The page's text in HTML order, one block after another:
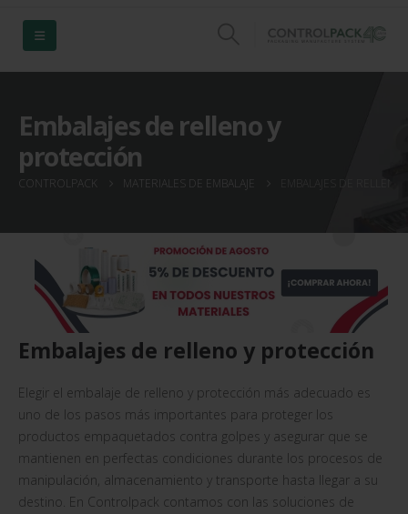
Embalajes de relleno y
protección
CONTROLPACK MATERIALES DE EMBALAJE
Embalajes de relleno y protección
Elegir el embalaje de relleno y protección más adecuado es
uno de los pasos más importantes para proteger los
productos empaquetados contra golpes y asegurar que se
mantienen en perfectas condiciones durante los procesos de
manipulación, almacenamiento y transporte hasta llegar a su
destino. En Controlpack contamos con las soluciones de